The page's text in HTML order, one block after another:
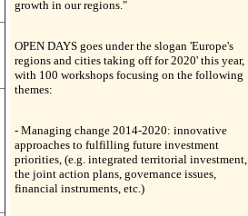
growth in our regions."
OPEN DAYS goes under the slogan 'Europe's
regions and cities taking off for 2020' this year,
with 100 workshops focusing on the following
themes:
- Managing change 2014-2020: innovative
approaches to fulfilling future investment
priorities, (e.g. integrated territorial investment,
the joint action plans, governance issues,
financial instruments, etc.)